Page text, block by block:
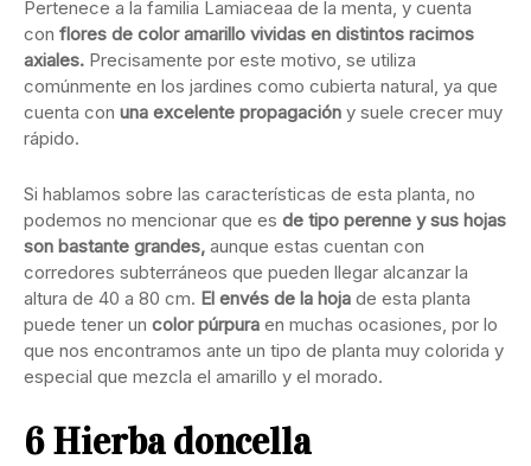
Pertenece a la familia Lamiaceaa de la menta, y cuenta
con flores de color amarillo vividas en distintos racimos
axiales. Precisamente por este motivo, se utiliza
comúnmente en los jardines como cubierta natural, ya que
cuenta con una excelente propagación y suele crecer muy
rápido.
Si hablamos sobre las características de esta planta, no
podemos no mencionar que es de tipo perenne y sus hojas
son bastante grandes, aunque estas cuentan con
corredores subterráneos que pueden llegar alcanzar la
altura de 40 a 80 cm. El envés de la hoja de esta planta
puede tener un color púrpura en muchas ocasiones, por lo
que nos encontramos ante un tipo de planta muy colorida y
especial que mezcla el amarillo y el morado.
6 Hierba doncella